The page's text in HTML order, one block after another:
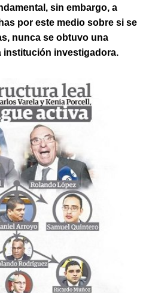
sin embargo, a
por este medio sobre si se
nunca se obtuvo una
institución investigadora.